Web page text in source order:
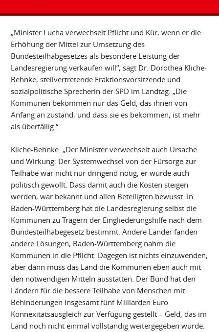
„Minister Lucha verwechselt Pflicht und Kür, wenn er die
Erhöhung der Mittel zur Umsetzung des
Bundesteilhabgesetzes als besondere Leistung der
Landesregierung verkaufen will“, sagt Dr. Dorothea Kliche-
Behnke, stellvertretende Fraktionsvorsitzende und
sozialpolitische Sprecherin der SPD im Landtag: „Die
Kommunen bekommen nur das Geld, das ihnen von
Anfang an zustand, und dass sie es bekommen, ist mehr
als überfällig.“
Kliche-Behnke: „Der Minister verwechselt auch Ursache
und Wirkung: Der Systemwechsel von der Fürsorge zur
Teilhabe war nicht nur dringend nötig, er wurde auch
politisch gewollt. Dass damit auch die Kosten steigen
werden, war bekannt und allen Beteiligten bewusst. In
Baden-Württemberg hat die Landesregierung selbst die
Kommunen zu Trägern der Eingliederungshilfe nach dem
Bundesteilhabegesetz bestimmt. Andere Länder fanden
andere Lösungen, Baden-Württemberg nahm die
Kommunen in die Pflicht. Dagegen ist nichts einzuwenden,
aber dann muss das Land die Kommunen eben auch mit
den notwendigen Mitteln ausstatten. Der Bund hat den
Ländern für die bessere Teilhabe von Menschen mit
Behinderungen insgesamt fünf Milliarden Euro
Konnexitätsausgleich zur Verfügung gestellt – Geld, das im
Land noch nicht einmal vollständig weitergegeben wurde.